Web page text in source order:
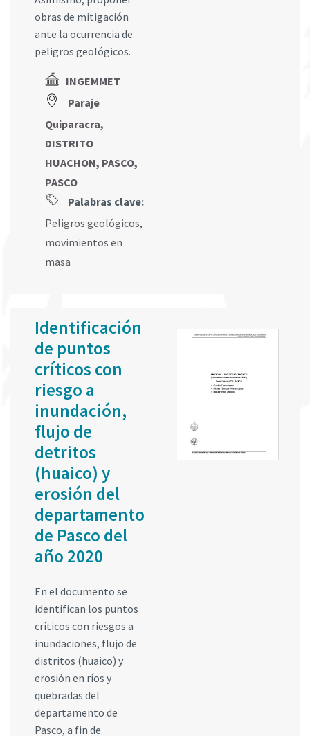
obras de mitigación
ante la ocurrencia de
peligros geológicos.
INGEMMET
Paraje
Quiparacra,
DISTRITO
HUACHON, PASCO,
PASCO
Palabras clave:
Peligros geológicos,
movimientos en
masa
Identificación
de puntos
críticos con
riesgo a
inundación,
flujo de
detritos
(huaico) y
erosión del
departamento
de Pasco del
año 2020
En el documento se
identifican los puntos
críticos con riesgos a
inundaciones, flujo de
distritos (huaico) y
erosión en ríos y
quebradas del
departamento de
Pasco, a fin de